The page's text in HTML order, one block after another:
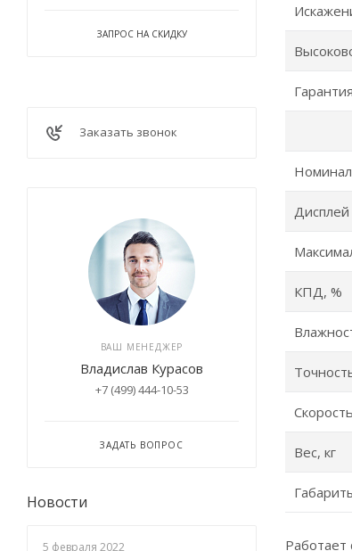
Гарантия
Дисплей
КПД, %
Вес, кг
ЗАПРОС НА СКИДКУ
Заказать звонок
ВАШ МЕНЕДЖЕР
Владислав Курасов
+7 (499) 444-10-53
ЗАДАТЬ ВОПРОС
Новости
5 февраля 2022